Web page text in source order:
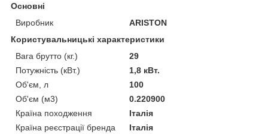
Основні
Виробник
ARISTON
Користувальницькі характеристики
Вага брутто (кг.)
29
Потужність (кВт.)
1,8 кВт.
Об'єм, л
100
Об'єм (м3)
0.220900
Країна походження
Італія
Країна реєстрації бренда
Італія